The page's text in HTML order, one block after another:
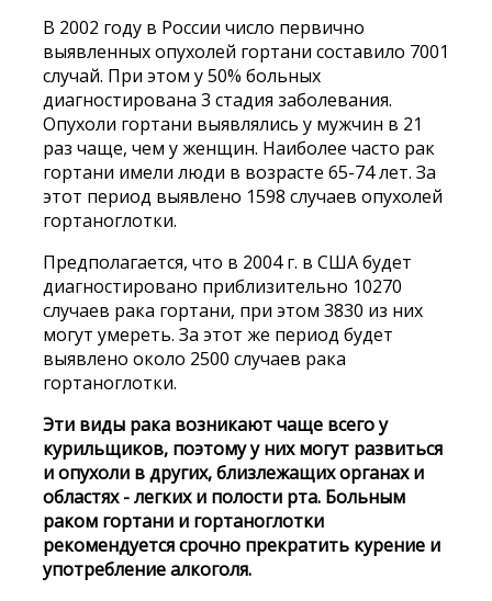
В 2002 году в России число первично
выявленных опухолей гортани составило 7001
случай. При этом у 50% больных
диагностирована 3 стадия заболевания.
Опухоли гортани выявлялись у мужчин в 21
раз чаще, чем у женщин. Наиболее часто рак
гортани имели люди в возрасте 65-74 лет. За
этот период выявлено 1598 случаев опухолей
гортаноглотки.
Предполагается, что в 2004 г. в США будет
диагностировано приблизительно 10270
случаев рака гортани, при этом 3830 из них
могут умереть. За этот же период будет
выявлено около 2500 случаев рака
гортаноглотки.
Эти виды рака возникают чаще всего у
курильщиков, поэтому у них могут развиться
и опухоли в других, близлежащих органах и
областях - легких и полости рта. Больным
раком гортани и гортаноглотки
рекомендуется срочно прекратить курение и
употребление алкоголя.